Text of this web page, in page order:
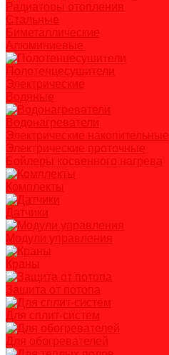
Радиаторы отопления
Стальные
Биметаллические
Алюминиевые
Полотенцесушители
Электрические
Водяные
Водонагреватели
Электрические накопительные
Электрические проточные
Бойлеры косвенного нагрева
Комплекты
Датчики
Модули управления
Краны
Защита от потопа
Для сплит-систем
Для обогревателей